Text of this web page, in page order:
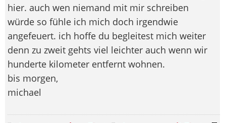
hier. auch wen niemand mit mir schreiben
würde so fühle ich mich doch irgendwie
angefeuert. ich hoffe du begleitest mich weiter
denn zu zweit gehts viel leichter auch wenn wir
hunderte kilometer entfernt wohnen.
bis morgen,
michael